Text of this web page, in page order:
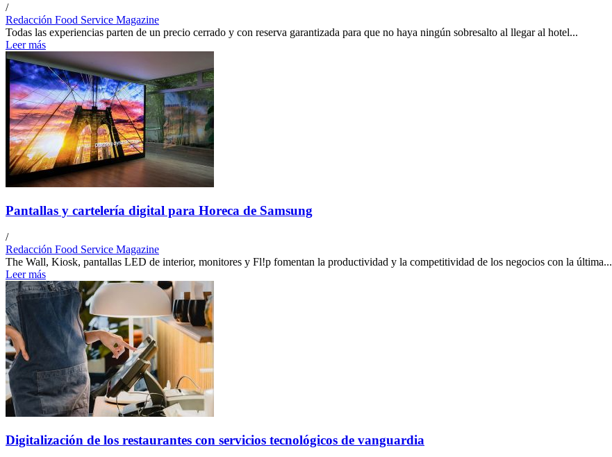
/
Redacción Food Service Magazine
Todas las experiencias parten de un precio cerrado y con reserva garantizada para que no haya ningún sobresalto al llegar al hotel...
Leer más
Pantallas y cartelería digital para Horeca de Samsung
/
Redacción Food Service Magazine
The Wall, Kiosk, pantallas LED de interior, monitores y Fl!p fomentan la productividad y la competitividad de los negocios con la última...
Leer más
Digitalización de los restaurantes con servicios tecnológicos de vanguardia